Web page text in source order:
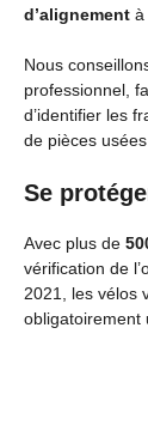
d’alignement à
Nous
professionnel,
d’identifier les
de pièces
Se
Avec plus de
vérification de
2021, les vélos
obligatoirement